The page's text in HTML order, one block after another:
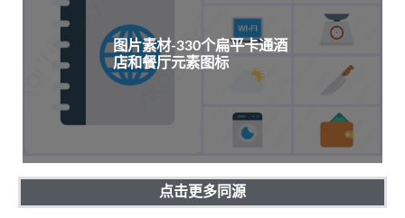
图片素材-330个扁平卡通酒
店和餐厅元素图标
点击更多同源